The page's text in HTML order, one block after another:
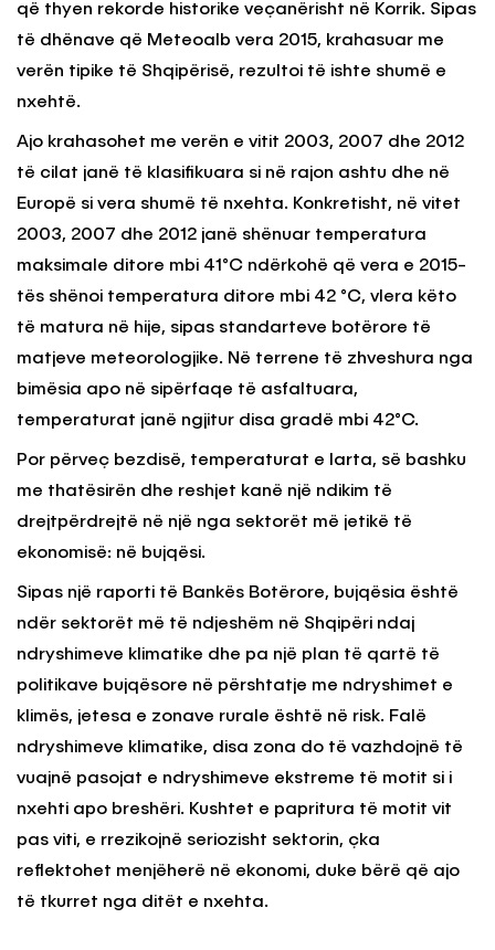
që thyen rekorde historike veçanërisht në Korrik. Sipas
të dhënave që Meteoalb vera 2015, krahasuar me
verën tipike të Shqipërisë, rezultoi të ishte shumë e
nxehtë.
Ajo krahasohet me verën e vitit 2003, 2007 dhe 2012
të cilat janë të klasifikuara si në rajon ashtu dhe në
Europë si vera shumë të nxehta. Konkretisht, në vitet
2003, 2007 dhe 2012 janë shënuar temperatura
maksimale ditore mbi 41°C ndërkohë që vera e 2015-
tës shënoi temperatura ditore mbi 42 °C, vlera këto
të matura në hije, sipas standarteve botërore të
matjeve meteorologjike. Në terrene të zhveshura nga
bimësia apo në sipërfaqe të asfaltuara,
temperaturat janë ngjitur disa gradë mbi 42°C.
Por përveç bezdisë, temperaturat e larta, së bashku
me thatësirën dhe reshjet kanë një ndikim të
drejtpërdrejtë në një nga sektorët më jetikë të
ekonomisë: në bujqësi.
Sipas një raporti të Bankës Botërore, bujqësia është
ndër sektorët më të ndjeshëm në Shqipëri ndaj
ndryshimeve klimatike dhe pa një plan të qartë të
politikave bujqësore në përshtatje me ndryshimet e
klimës, jetesa e zonave rurale është në risk. Falë
ndryshimeve klimatike, disa zona do të vazhdojnë të
vuajnë pasojat e ndryshimeve ekstreme të motit si i
nxehti apo breshëri. Kushtet e papritura të motit vit
pas viti, e rrezikojnë seriozisht sektorin, çka
reflektohet menjëherë në ekonomi, duke bërë që ajo
të tkurret nga ditët e nxehta.